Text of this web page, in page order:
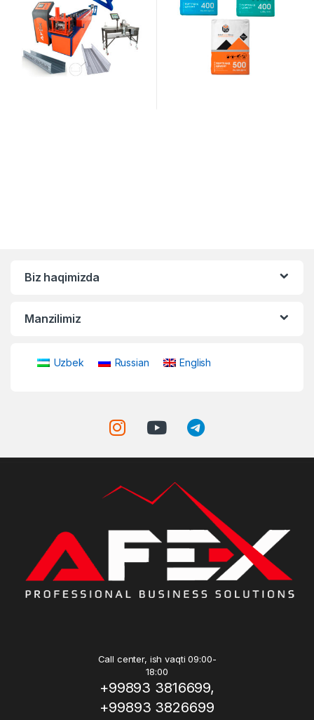
Biz haqimizda
Manzilimiz
Uzbek Russian English
Call center, ish vaqti 09:00-
18:00
+99893 3816699,
+99893 3826699